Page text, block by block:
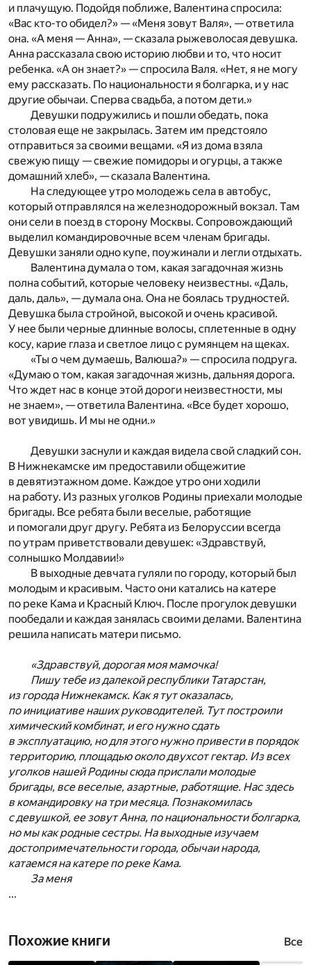
и плачущую. Подойдя поближе, Валентина спросила:
«Вас кто-то обидел?» — «Меня зовут Валя», — ответила
она. «А меня — Анна», — сказала рыжеволосая девушка.
Анна рассказала свою историю любви и то, что носит
ребенка. «А он знает?» — спросила Валя. «Нет, я не могу
ему рассказать. По национальности я болгарка, и у нас
другие обычаи. Сперва свадьба, а потом дети.»
Девушки подружились и пошли обедать, пока
столовая еще не закрылась. Затем им предстояло
отправиться за своими вещами. «Я из дома взяла
свежую пищу — свежие помидоры и огурцы, а также
домашний хлеб», — сказала Валентина.
На следующее утро молодежь села в автобус,
который отправлялся на железнодорожный вокзал. Там
они сели в поезд в сторону Москвы. Сопровождающий
выделил командировочные всем членам бригады.
Девушки заняли одно купе, поужинали и легли отдыхать.
Валентина думала о том, какая загадочная жизнь
полна событий, которые человеку неизвестны. «Даль,
даль, даль», — думала она. Она не боялась трудностей.
Девушка была стройной, высокой и очень красивой.
У нее были черные длинные волосы, сплетенные в одну
косу, карие глаза и светлое лицо с румянцем на щеках.
«Ты о чем думаешь, Валюша?» — спросила подруга.
«Думаю о том, какая загадочная жизнь, дальняя дорога.
Что ждет нас в конце этой дороги неизвестности, мы
не знаем», — ответила Валентина. «Все будет хорошо,
вот увидишь. И мы не одни.»
Девушки заснули и каждая видела свой сладкий сон.
В Нижнекамске им предоставили общежитие
в девятиэтажном доме. Каждое утро они ходили
на работу. Из разных уголков Родины приехали молодые
бригады. Все ребята были веселые, работящие
и помогали друг другу. Ребята из Белоруссии всегда
по утрам приветствовали девушек: «Здравствуй,
солнышко Молдавии!»
В выходные девчата гуляли по городу, который был
молодым и красивым. Часто они катались на катере
по реке Кама и Красный Ключ. После прогулок девушки
пообедали и каждая занялась своими делами. Валентина
решила написать матери письмо.
«Здравствуй, дорогая моя мамочка!
Пишу тебе из далекой республики Татарстан,
из города Нижнекамск. Как я тут оказалась,
по инициативе наших руководителей. Тут построили
химический комбинат, и его нужно сдать
в эксплуатацию, но для этого нужно привести в порядок
территорию, площадью около двухсот гектар. Из всех
уголков нашей Родины сюда прислали молодые
бригады, все веселые, азартные, работящие. Нас здесь
в командировку на три месяца. Познакомилась
с девушкой, ее зовут Анна, по национальности болгарка,
но мы как родные сестры. На выходные изучаем
достопримечательности города, обычаи народа,
катаемся на катере по реке Кама.
За меня
...
Похожие книги Все